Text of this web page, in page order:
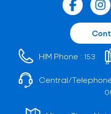
HIM Phone : 153
Central/